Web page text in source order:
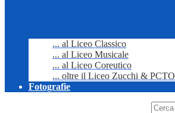
... al Liceo Classico
... al Liceo Musicale
... al Liceo Coreutico
... oltre il Liceo Zucchi & PCTO
Fotografie